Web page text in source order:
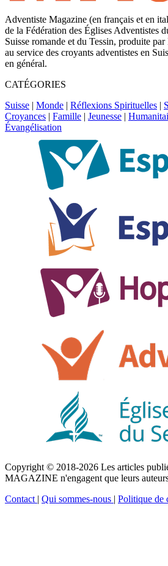
Adventiste Magazine (en français et en
de la Fédération des Églises Adventistes
Suisse romande et du Tessin, produite
au service des croyants adventistes en
en général.
CATÉGORIES
Suisse | Monde | Réflexions Spirituelles |
Croyances | Famille | Jeunesse |
Évangélisation
Copyright © 2018-2026 Les articles
MAGAZINE n'engagent que leurs
Contact | Qui sommes-nous | Politique de